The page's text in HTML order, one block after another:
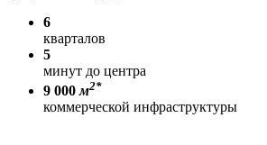
6
кварталов
5
минут до центра
9 000м2*
коммерческой инфраструктуры